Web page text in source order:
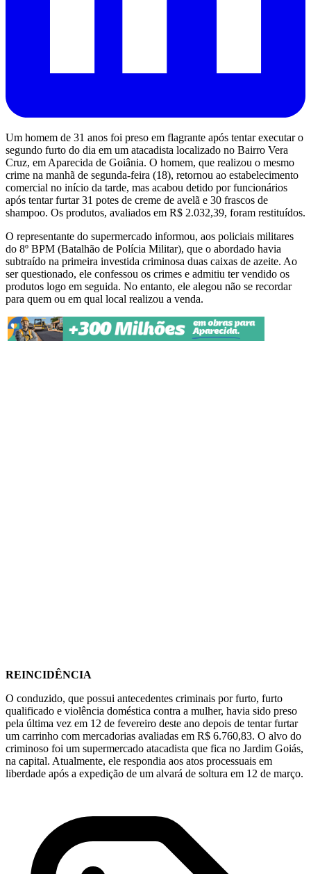
Um homem de 31 anos foi preso em flagrante após tentar executar o
segundo furto do dia em um atacadista localizado no Bairro Vera
Cruz, em Aparecida de Goiânia. O homem, que realizou o mesmo
crime na manhã de segunda-feira (18), retornou ao estabelecimento
comercial no início da tarde, mas acabou detido por funcionários
após tentar furtar 31 potes de creme de avelã e 30 frascos de
shampoo. Os produtos, avaliados em R$ 2.032,39, foram restituídos.
O representante do supermercado informou, aos policiais militares
do 8º BPM (Batalhão de Polícia Militar), que o abordado havia
subtraído na primeira investida criminosa duas caixas de azeite. Ao
ser questionado, ele confessou os crimes e admitiu ter vendido os
produtos logo em seguida. No entanto, ele alegou não se recordar
para quem ou em qual local realizou a venda.
REINCIDÊNCIA
O conduzido, que possui antecedentes criminais por furto, furto
qualificado e violência doméstica contra a mulher, havia sido preso
pela última vez em 12 de fevereiro deste ano depois de tentar furtar
um carrinho com mercadorias avaliadas em R$ 6.760,83. O alvo do
criminoso foi um supermercado atacadista que fica no Jardim Goiás,
na capital. Atualmente, ele respondia aos atos processuais em
liberdade após a expedição de um alvará de soltura em 12 de março.